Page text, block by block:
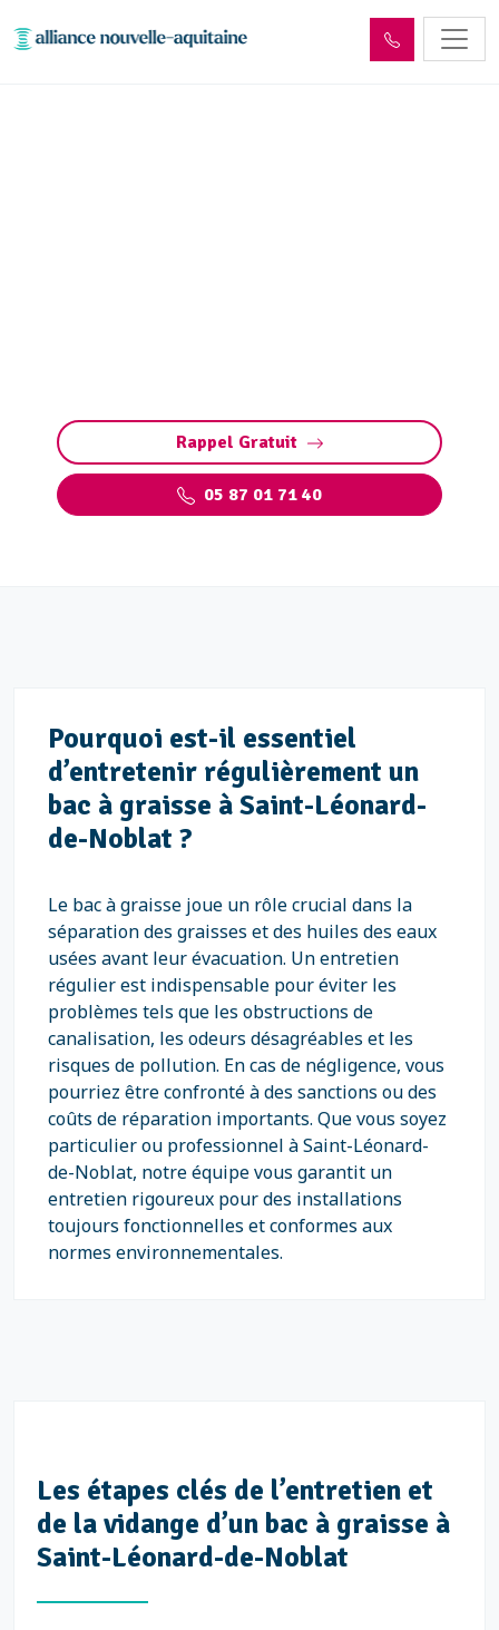
Rappel Gratuit
05 87 01 71 40
Pourquoi est-il essentiel
d’entretenir régulièrement un
bac à graisse à Saint-Léonard-
de-Noblat ?
Le bac à graisse joue un rôle crucial dans la
séparation des graisses et des huiles des eaux
usées avant leur évacuation. Un entretien
régulier est indispensable pour éviter les
problèmes tels que les obstructions de
canalisation, les odeurs désagréables et les
risques de pollution. En cas de négligence, vous
pourriez être confronté à des sanctions ou des
coûts de réparation importants. Que vous soyez
particulier ou professionnel à Saint-Léonard-
de-Noblat, notre équipe vous garantit un
entretien rigoureux pour des installations
toujours fonctionnelles et conformes aux
normes environnementales.
Les étapes clés de l’entretien et
de la vidange d’un bac à graisse à
Saint-Léonard-de-Noblat